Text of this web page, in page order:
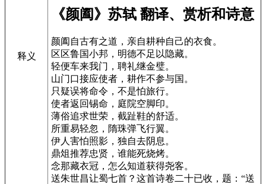
释义
《颜阖》苏轼 翻译、赏析和诗意
颜阖自古有之道，亲自耕种自己的衣食。
区区鲁国小邦，明德不足以隐藏。
轻便车来我门，聘礼继金璧。
山门口接应使者，耕作不参与国。
只疑误将命令，不是怕旅行。
使者返回锡命，庭院空脚印。
薄俗追求世荣，截趾鞋的舒适。
所重易轻忽，隋珠弹飞行翼。
伊人害怕照影，独自去阴息。
鼎俎推荐忠贤，谁能死烧烤。
念那藏衣冠，怎么知道获得尧客。
送朱世昌让蜀七首？这首诗卷二十已收，题：“送